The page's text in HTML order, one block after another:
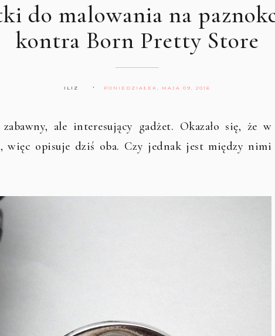
do malowania na
kontra Born Pretty Store
ILIZ PONIEDZIAŁEK, MAJA 09, 2016
ale interesujący gadżet. Okazało się, że w
więc opisuje dziś oba. Czy jednak jest między nimi